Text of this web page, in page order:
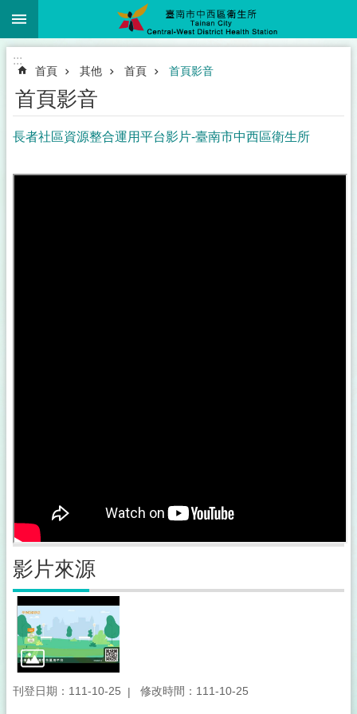
跳到主要內容區塊
:::
首頁 其他 首頁 首頁影音
首頁影音
長者社區資源整合運用平台影片-臺南市中西區衛生所
影片來源
刊登日期：111-10-25 修改時間：111-10-25